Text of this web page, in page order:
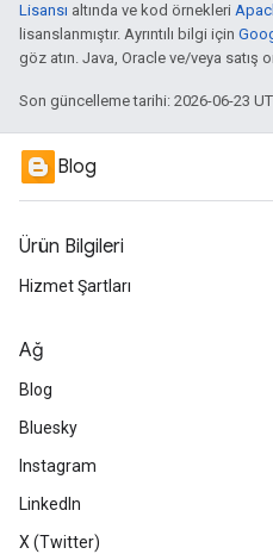
Lisansı altında ve kod örnekleri
lisanslanmıştır. Ayrıntılı bilgi için
göz atın. Java, Oracle ve/veya satış
Son güncelleme tarihi: 2026-06-23
Blog
Ürün Bilgileri
Hizmet Şartları
Ağ
Blog
Bluesky
Instagram
LinkedIn
X (Twitter)